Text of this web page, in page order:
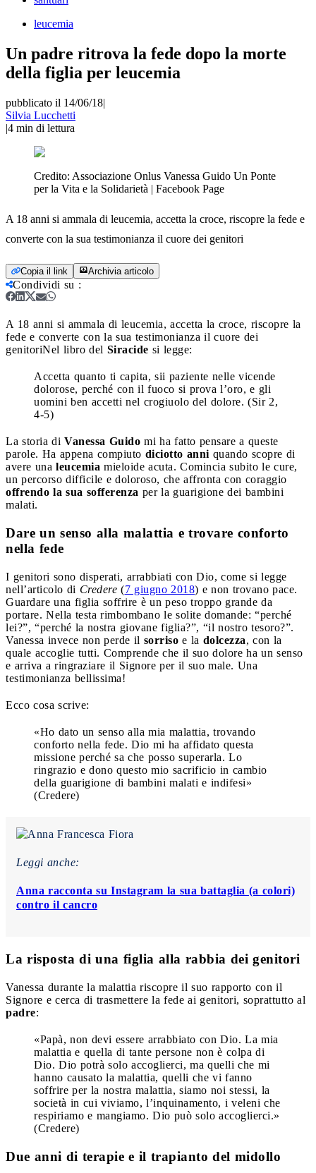
leucemia
Un padre ritrova la fede dopo la morte
della figlia per leucemia
pubblicato il 14/06/18|
Silvia Lucchetti
|4 min di lettura
Credito: Associazione Onlus Vanessa Guido Un Ponte
per la Vita e la Solidarietà | Facebook Page
A 18 anni si ammala di leucemia, accetta la croce, riscopre la fede e
converte con la sua testimonianza il cuore dei genitori
Copia il link Archivia articolo
Condividi su :
A 18 anni si ammala di leucemia, accetta la croce, riscopre la
fede e converte con la sua testimonianza il cuore dei
genitoriNel libro del Siracide si legge:
Accetta quanto ti capita, sii paziente nelle vicende
dolorose, perché con il fuoco si prova l’oro, e gli
uomini ben accetti nel crogiuolo del dolore. (Sir 2,
4-5)
La storia di Vanessa Guido mi ha fatto pensare a queste
parole. Ha appena compiuto diciotto anni quando scopre di
avere una leucemia mieloide acuta. Comincia subito le cure,
un percorso difficile e doloroso, che affronta con coraggio
offrendo la sua sofferenza per la guarigione dei bambini
malati.
Dare un senso alla malattia e trovare conforto
nella fede
I genitori sono disperati, arrabbiati con Dio, come si legge
nell’articolo di Credere (7 giugno 2018) e non trovano pace.
Guardare una figlia soffrire è un peso troppo grande da
portare. Nella testa rimbombano le solite domande: “perché
lei?”, “perché la nostra giovane figlia?”, “il nostro tesoro?”.
Vanessa invece non perde il sorriso e la dolcezza, con la
quale accoglie tutti. Comprende che il suo dolore ha un senso
e arriva a ringraziare il Signore per il suo male. Una
testimonianza bellissima!
Ecco cosa scrive:
«Ho dato un senso alla mia malattia, trovando
conforto nella fede. Dio mi ha affidato questa
missione perché sa che posso superarla. Lo
ringrazio e dono questo mio sacrificio in cambio
della guarigione di bambini malati e indifesi»
(Credere)
Leggi anche:
Anna racconta su Instagram la sua battaglia (a colori)
contro il cancro
La risposta di una figlia alla rabbia dei genitori
Vanessa durante la malattia riscopre il suo rapporto con il
Signore e cerca di trasmettere la fede ai genitori, soprattutto al
padre:
«Papà, non devi essere arrabbiato con Dio. La mia
malattia e quella di tante persone non è colpa di
Dio. Dio potrà solo accoglierci, ma quelli che mi
hanno causato la malattia, quelli che vi fanno
soffrire per la nostra malattia, siamo noi stessi, la
società in cui viviamo, l’inquinamento, i veleni che
respiriamo e mangiamo. Dio può solo accoglierci.»
(Credere)
Due anni di terapie e il trapianto del midollo